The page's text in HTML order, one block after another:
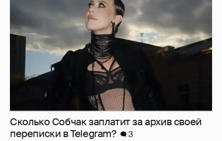
Сколько Собчак заплатит за архив своей
перeписки в Telegram?
3